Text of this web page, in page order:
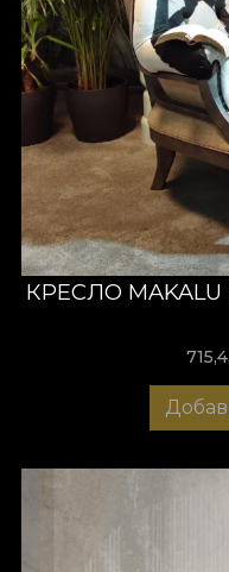
КРЕСЛО MAKALU